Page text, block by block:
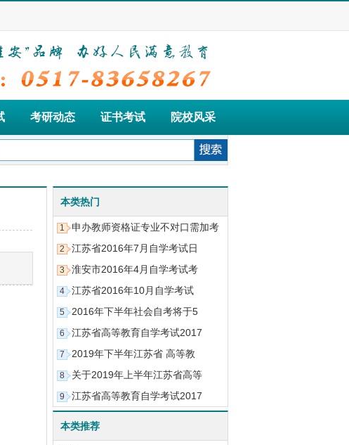
考研动态 证书考试 院校风采
本类热门
1 申办教师资格证专业不对口需加考
2 江苏省2016年7月自学考试日
3 淮安市2016年4月自学考试考
4 江苏省2016年10月自学考试
5 2016年下半年社会自考将于5
6 江苏省高等教育自学考试2017
7 2019年下半年江苏省 高等教
8 关于2019年上半年江苏省高等
9 江苏省高等教育自学考试2017
本类推荐